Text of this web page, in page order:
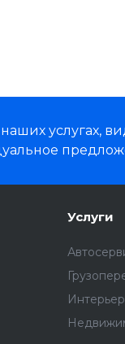
услугах,
Услуги
Интерьер